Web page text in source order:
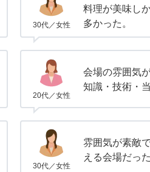
30代／女性
料理が美味し
多かった。
20代／女性
会場の雰囲気
知識・技術・
30代／女性
雰囲気が素敵
える会場だっ